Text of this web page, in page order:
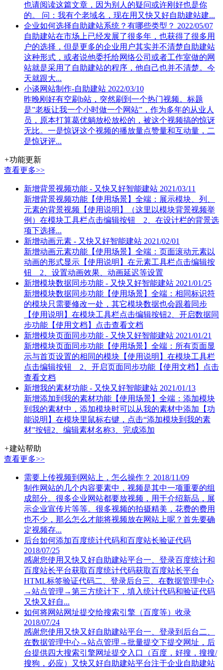
也请阅读这篇文章，因为别人的疑问或许刚好也是你
的。 问：我有个老域名，现在用又快又好自助建站建...
企业如何选择自助建站系统？有哪些类型？ 2022/05/07
自助建站在市场上已经发展了很多年，也获得了很多用
户的选择，但是更多的企业用户其实并不清楚自助建站
这种形式，或者说他委托给网络公司或者工作室做的网
站就是采用了自助建站的程序，他自己也并不清楚。今
天就跟大...
小谈网站制作-自助建站 2022/03/10
昨晚刚好有空刷b站，突然刷到一个热门视频。标题
是”老板让我一个小时做一个网站”，作为多年的从业人
员，原本打算葛优躺放松放松的，被这个视频搞的惊讶
无比。一是惊讶这个视频的播放量点赞量和互动量，二
是惊讶评...
+功能更新
查看更多>>
新增背景视频功能 - 又快又好智能建站 2021/03/11
新增背景视频功能【使用场景】全端：展示模块、列、
元素的背景视频【使用说明】（这里以模块背景视频举
例）在模块工具栏点击编辑按钮 2、在设计栏的背景选
项下选择...
新增动画元素 - 又快又好智能建站 2021/02/01
新增动画元素功能【使用场景】全端：页面滚动元素以
动画的形式显示【使用说明】在元素工具栏点击编辑按
钮 2、设置动画效果、动画延迟等设置
新增模块数据同步功能 - 又快又好智能建站 2021/01/25
新增模块数据同步功能【使用场景】全端：相同标识符
的模块只需要修改一处，其它模块数据也会跟着同步
【使用说明】在模块工具栏点击编辑按钮2、开启数据同
步功能【使用文档】点击查看文档
新增模块页面同步功能 - 又快又好智能建站 2021/01/21
新增模块页面同步功能【使用场景】全端：所有页面显
示与首页设置的相同的模块【使用说明】在模块工具栏
点击编辑按钮 2、开启页面同步功能【使用文档】点击
查看文档
新增我的素材功能 - 又快又好智能建站 2021/01/13
新增添加到我的素材功能【使用场景】全端：添加模块
到我的素材中，添加模块时可以从我的素材中添加【功
能说明】在模块里鼠标右键，点击“添加模块到我的素
材”按钮2、编辑素材名称3、完成添加
+建站帮助
查看更多>>
需要上传视频到网站上，怎么操作？ 2018/11/09
制作网站的几个内容要素中，视频是其中一项重要的组
成部分。很多企业网站都要放视频，用于介绍新品，展
示企业宣传片等等。很多视频的拍摄精美，花费的费用
也不少，那么怎么才能将视频放在网站上呢？首先要确
定视频存...
后台如何添加百度统计代码和百度站长验证代码
2018/07/25
感谢您使用又快又好自助建站平台一、登录百度统计和
百度站长平台获取百度统计代码获取百度站长平台
HTML标签验证代码二、登录后台三、在数据管理中心
→站点管理→第三方统计下，填入统计代码和验证代码
又快又好自...
如何将网站网址提交给搜索引擎（百度等）收录
2018/07/24
感谢您使用又快又好自助建站平台一、登录到后台二、
在数据管理中心→站点管理→批量提交下提交网址，后
台提供四大搜索引擎网址提交入口（百度，好搜，搜搜/
搜狗，必应）又快又好自助建站平台注于企业自助建站